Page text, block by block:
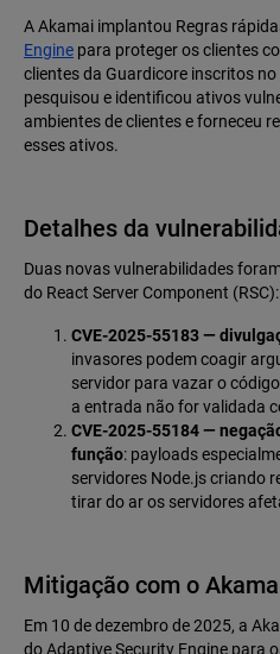
A Akamai implantou Regras
Engine para proteger os clientes
clientes da Guardicore inscritos
pesquisou e identificou ativos
ambientes de clientes e forneceu
esses ativos.
Detalhes da
Duas novas vulnerabilidades
do React Server Component (RSC):
CVE-2025-55183 —
invasores podem coagir
servidor para vazar o
a entrada não for validada
CVE-2025-55184 —
função: payloads
servidores Node.js criando
tirar do ar os servidores
Mitigação com o
Em 10 de dezembro de 2025, a
do Adaptive Security Engine para